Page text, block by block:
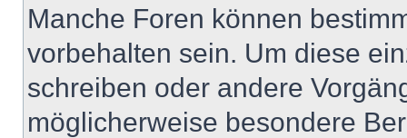
Manche Foren können
vorbehalten sein. Um diese
schreiben oder andere
möglicherweise besondere